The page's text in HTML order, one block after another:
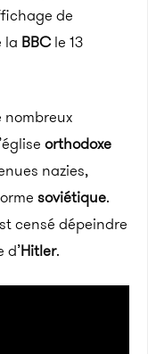
de
la BBC le 13
nombreux
orthodoxe
nazies,
soviétique.
censé dépeindre
d’Hitler.